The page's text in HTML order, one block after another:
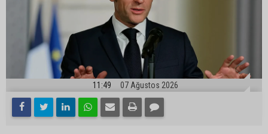
11:49 07 Ağustos 2026